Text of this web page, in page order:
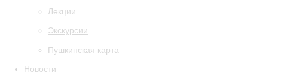
Лекции
Экскурсии
Пушкинская карта
Новости